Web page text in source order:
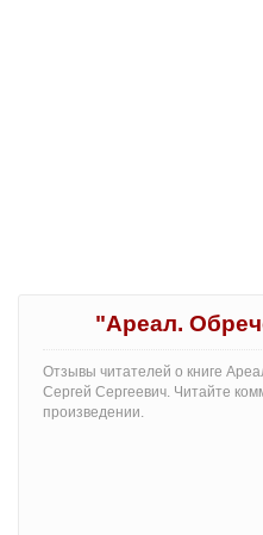
"Ареал.
Отзывы читателей о книге
Сергей Сергеевич. Читайте
произведении.